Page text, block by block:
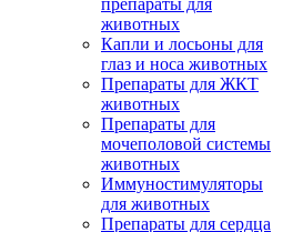
препараты для
животных
Капли и лосьоны для
глаз и носа животных
Препараты для ЖКТ
животных
Препараты для
мочеполовой системы
животных
Иммуностимуляторы
для животных
Препараты для сердца